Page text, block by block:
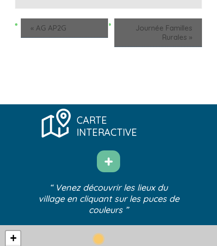
« AG AP2G
Journée Familles
Rurales »
CARTE
INTERACTIVE
“ Venez découvrir les lieux du
village en cliquant sur les puces de
couleurs ”
+